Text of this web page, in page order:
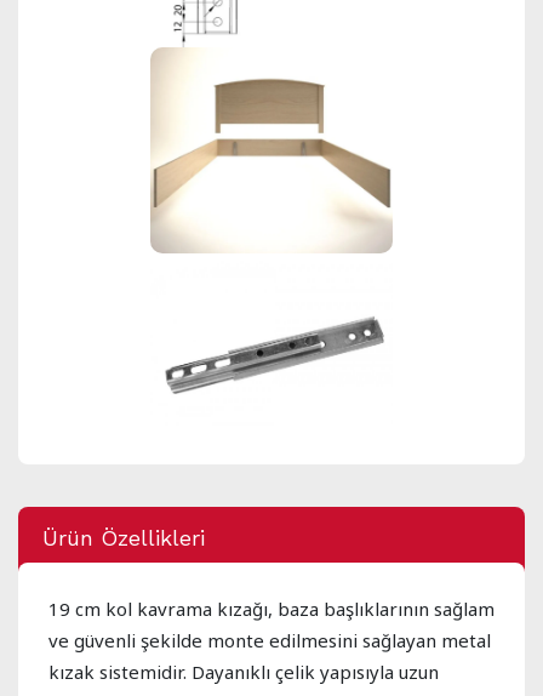
Ürün Özellikleri
19 cm kol kavrama kızağı, baza başlıklarının sağlam
ve güvenli şekilde monte edilmesini sağlayan metal
kızak sistemidir. Dayanıklı çelik yapısıyla uzun